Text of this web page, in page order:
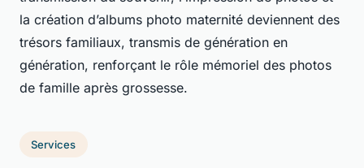
la création d’albums photo maternité deviennent des
trésors familiaux, transmis de génération en
génération, renforçant le rôle mémoriel des photos
de famille après grossesse.
Services